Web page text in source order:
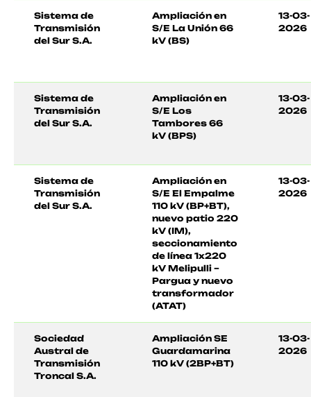
Sistema de
Transmisión
del Sur S.A.
Ampliación en
S/E La Unión 66
kV (BS)
13-03-
2026
Sistema de
Transmisión
del Sur S.A.
Ampliación en
S/E Los
Tambores 66
kV (BPS)
13-03-
2026
Sistema de
Transmisión
del Sur S.A.
Ampliación en
S/E El Empalme
110 kV (BP+BT),
nuevo patio 220
kV (IM),
seccionamiento
de línea 1x220
kV Melipulli –
Pargua y nuevo
transformador
(ATAT)
13-03-
2026
Sociedad
Austral de
Transmisión
Troncal S.A.
Ampliación SE
Guardamarina
110 kV (2BP+BT)
13-03-
2026